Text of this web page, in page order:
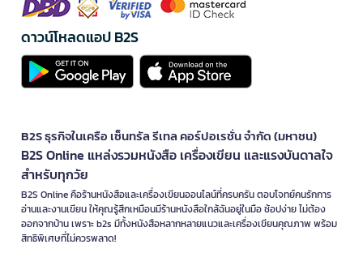
ดาวน์โหลดแอป B2S
B2S ธุรกิจในเครือ เซ็นทรัล รีเทล คอร์ปอเรชั่น จำกัด (มหาชน)
B2S Online แหล่งรวมหนังสือ เครื่องเขียน และแรงบันดาลใจ
สำหรับทุกวัย
B2S Online คือร้านหนังสือและเครื่องเขียนออนไลน์ที่ครบครัน ตอบโจทย์คนรักการ
อ่านและงานเขียน ให้คุณรู้สึกเหมือนมีร้านหนังสือใกล้ฉันอยู่ในมือ ช้อปง่าย ไม่ต้อง
ออกจากบ้าน เพราะ b2s มีทั้งหนังสือหลากหลายแนวและเครื่องเขียนคุณภาพ พร้อม
สิทธิพิเศษที่ไม่ควรพลาด!